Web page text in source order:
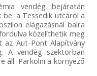
vendég bejáratán
a Tessedik utcáról a
elágazásnál balra
közelíthetik meg
Aut-Pont Alapítvány
A vendég szektorban
áll. Parkolni a környező